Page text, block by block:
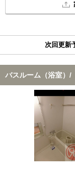
次回更新
バスルーム（浴室）/